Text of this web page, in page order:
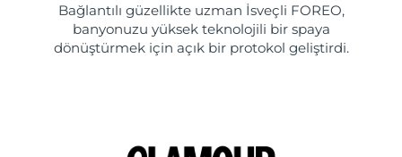
Bağlantılı güzellikte uzman İsveçli FOREO,
banyonuzu yüksek teknolojili bir spaya
dönüştürmek için açık bir protokol geliştirdi.